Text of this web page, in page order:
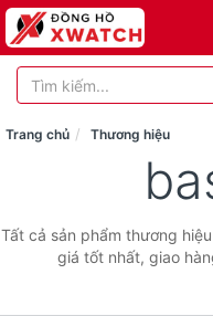
Trang chủ Thương hiệu
Tất cả sản phẩm thương
giá tốt nhất, giao